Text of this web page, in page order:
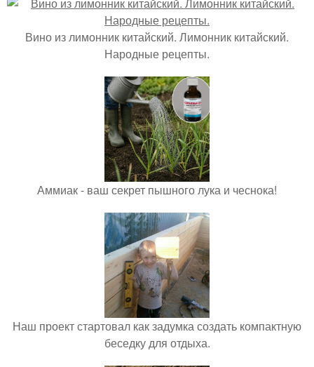
Вино из лимонник китайский. Лимонник китайский.
Народные рецепты.
Аммиак - ваш секрет пышного лука и чеснока!
Наш проект стартовал как задумка создать компактную
беседку для отдыха.